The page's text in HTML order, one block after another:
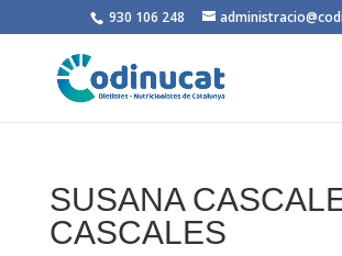
930 106 248
SUSANA
CASCALES